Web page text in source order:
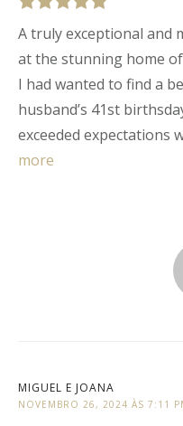
Rated5out
of5.
A truly exceptional and
at the stunning home
I had wanted to find a
husband’s 41st
exceeded expectations
more
MIGUEL E JOANA
NOVEMBRO 26, 2024 ÀS 7:11